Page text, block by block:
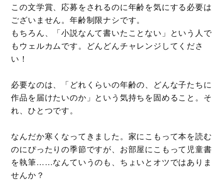
この文学賞、応募をされるのに年齢を気にする必要は
ございません。年齢制限ナシです。
もちろん、「小説なんて書いたことない」という人で
もウェルカムです。どんどんチャレンジしてくださ
い！
必要なのは、「どれくらいの年齢の、どんな子たちに
作品を届けたいのか」という気持ちを固めること。そ
れ、ひとつです。
なんだか寒くなってきました。家にこもって本を読む
のにぴったりの季節ですが、お部屋にこもって児童書
を執筆……なんていうのも、ちょいとオツではありま
せんか？